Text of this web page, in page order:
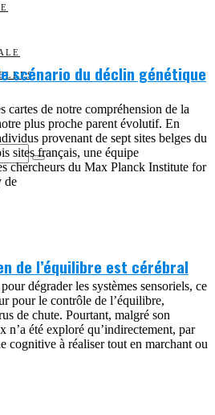
scénario du déclin génétique
cartes de notre compréhension de la
plus proche parent évolutif. En
provenant de sept sites belges du
sites français, une équipe
chercheurs du Max Planck Institute for
de
de l’équilibre est cérébral
dégrader les systèmes sensoriels, ce
pour le contrôle de l’équilibre,
de chute. Pourtant, malgré son
n’a été exploré qu’indirectement, par
cognitive à réaliser tout en marchant ou